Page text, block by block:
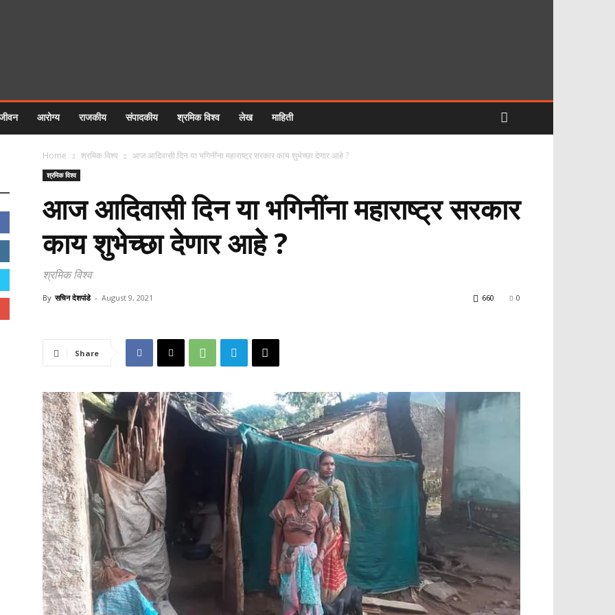
आरोग्य राजकीय संपादकीय श्रमिक विश्व लेख माहिती
Home श्रमिक विश्व आज आदिवासी दिन या भगिनींना महाराष्ट्र सरकार काय शुभेच्छा देणार आहे ?
श्रमिक विश्व
आज आदिवासी दिन या भगिनींना महाराष्ट्र सरकार
काय शुभेच्छा देणार आहे ?
श्रमिक विश्व
By सचिन देशपांडे - August 9, 2021 0
660
Share